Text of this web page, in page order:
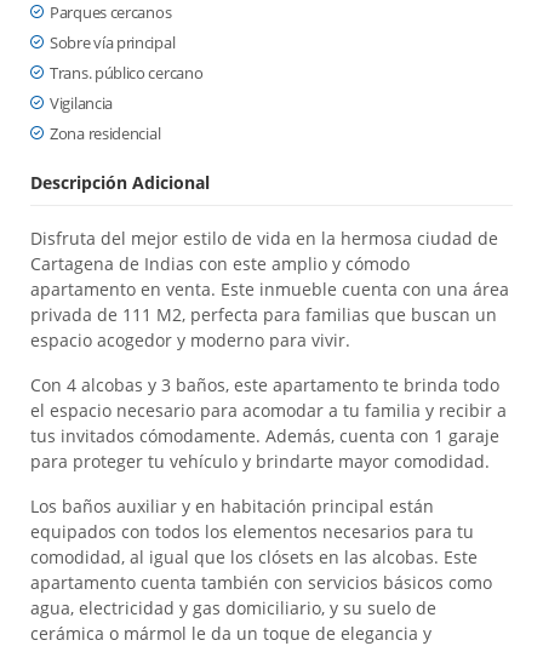
Parques cercanos
Sobre vía principal
Trans. público cercano
Vigilancia
Zona residencial
Descripción Adicional
Disfruta del mejor estilo de vida en la hermosa ciudad de
Cartagena de Indias con este amplio y cómodo
apartamento en venta. Este inmueble cuenta con una área
privada de 111 M2, perfecta para familias que buscan un
espacio acogedor y moderno para vivir.
Con 4 alcobas y 3 baños, este apartamento te brinda todo
el espacio necesario para acomodar a tu familia y recibir a
tus invitados cómodamente. Además, cuenta con 1 garaje
para proteger tu vehículo y brindarte mayor comodidad.
Los baños auxiliar y en habitación principal están
equipados con todos los elementos necesarios para tu
comodidad, al igual que los clósets en las alcobas. Este
apartamento cuenta también con servicios básicos como
agua, electricidad y gas domiciliario, y su suelo de
cerámica o mármol le da un toque de elegancia y